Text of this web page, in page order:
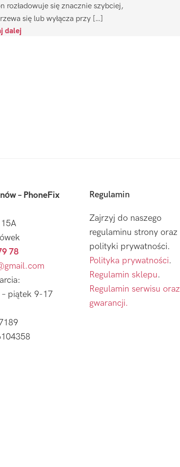
rozładowuje się znacznie szybciej,
się lub wyłącza przy […]
dalej
– PhoneFix
78
– piątek 9-17
Regulamin
Zajrzyj do naszego
regulaminu strony oraz
polityki prywatności.
Polityka prywatności.
Regulamin sklepu.
Regulamin serwisu oraz
gwarancji.